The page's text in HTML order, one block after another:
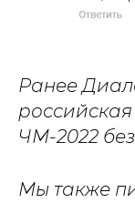
Ранее
ЧМ-2022
Мы также